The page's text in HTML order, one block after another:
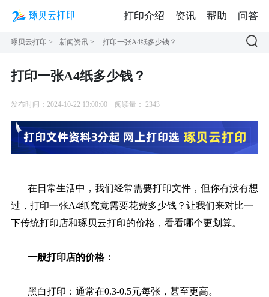
琢贝云打印 > 新闻资讯 > 打印一张A4纸多少钱？
打印一张A4纸多少钱？
发布时间：2024-10-22 13:00:00 阅读量： 2343
在日常生活中，我们经常需要打印文件，但你有没有想
过，打印一张A4纸究竟需要花费多少钱？让我们来对比一
下传统打印店和琢贝云打印的价格，看看哪个更划算。
一般打印店的价格：
黑白打印：通常在0.3-0.5元每张，甚至更高。
打印介绍 资讯 帮助 问答